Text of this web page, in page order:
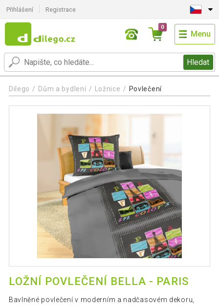
Přihlášení Registrace
Hledat
0
Menu
Dilego Dům a bydlení Ložnice Povlečení
LOŽNÍ POVLEČENÍ BELLA - PARIS
Bavlněné povlečení v moderním a nadčasovém dekoru,